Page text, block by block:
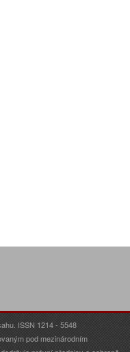
ISSN 1214 - 5548
pod mezinárodním